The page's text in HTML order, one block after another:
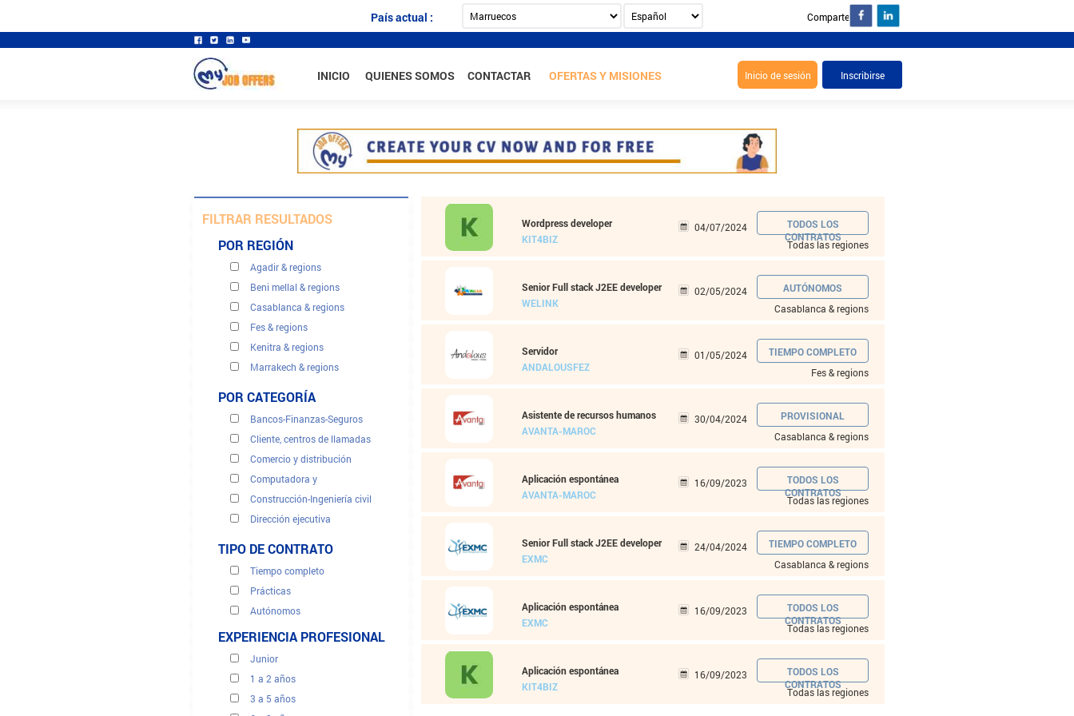
País actual : Comparte :
INICIO QUIENES SOMOS CONTACTAR OFERTAS Y MISIONES
FILTRAR RESULTADOS
POR REGIÓN
Agadir & regions
Beni mellal & regions
Casablanca & regions
Fes & regions
Kenitra & regions
Marrakech & regions
Rabat & regions
Settat & regions
Tanger & regions
POR CATEGORÍA
Bancos-Finanzas-Seguros
Cliente, centros de llamadas
Comercio y distribución
Computadora y
Construcción-Ingeniería civil
Dirección ejecutiva
Medicina salud
Recursos humanos
Secretarías y administradores
Traducciones
Turismo
Ventas y marketing
TIPO DE CONTRATO
Tiempo completo
Prácticas
Autónomos
Provisional
EXPERIENCIA PROFESIONAL
Junior
1 a 2 años
3 a 5 años
Wordpress developer
KIT4BIZ
04/07/2024
TODOS LOS
CONTRATOS
Todas las regiones
Senior Full stack J2EE developer
WELINK
02/05/2024
AUTÓNOMOS
Casablanca & regions
Servidor
ANDALOUSFEZ
01/05/2024
TIEMPO COMPLETO
Fes & regions
Asistente de recursos humanos
AVANTA-MAROC
30/04/2024
PROVISIONAL
Casablanca & regions
Aplicación espontánea
AVANTA-MAROC
16/09/2023
TODOS LOS
CONTRATOS
Todas las regiones
Senior Full stack J2EE developer
EXMC
24/04/2024
TIEMPO COMPLETO
Casablanca & regions
Aplicación espontánea
EXMC
16/09/2023
TODOS LOS
CONTRATOS
Todas las regiones
Aplicación espontánea
KIT4BIZ
16/09/2023
TODOS LOS
CONTRATOS
Todas las regiones